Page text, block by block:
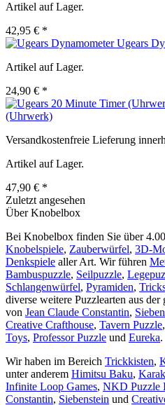
Artikel auf Lager.
42,95 € *
Ugears
Artikel auf Lager.
24,90 € *
(Uhrwerk)
Versandkostenfreie Lieferung
Artikel auf Lager.
47,90 € *
Zuletzt angesehen
Über Knobelbox
Bei Knobelbox finden Sie über
Knobelspiele, Zauberwürfel, 3D-
Denkspiele aller Art. Wir führen
Bambuspuzzle, Seilpuzzle,
Schlangenwürfel, Pyramiden,
diverse weitere Puzzlearten aus
von Jean Claude Constantin,
Creative Crafthouse, Tavern Puzzle,
Toys, Professor Puzzle und Eureka.
Wir haben im Bereich Trickkisten,
unter anderem Himitsu Baku,
Infinite Loop Games, NKD Puzzle
Constantin, Siebenstein und